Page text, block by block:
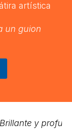
artística
un guion
la que se